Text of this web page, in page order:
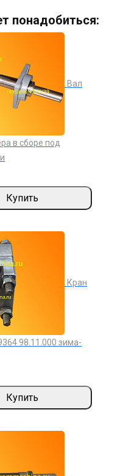
понадобиться:
Вал
в сборе под
Купить
Кран
98.11.000 зима-
Купить